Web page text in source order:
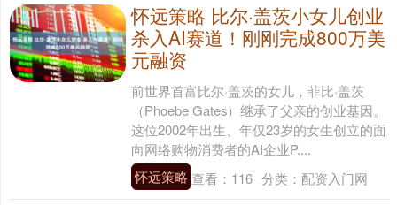
怀远策略 比尔·盖茨小女儿创业
杀入AI赛道！刚刚完成800万美
元融资
前世界首富比尔·盖茨的女儿，菲比·盖茨
（Phoebe Gates）继承了父亲的创业基因。
这位2002年出生、年仅23岁的女生创立的面
向网络购物消费者的AI企业P....
怀远策略 查看： 116 分类： 配资入门网